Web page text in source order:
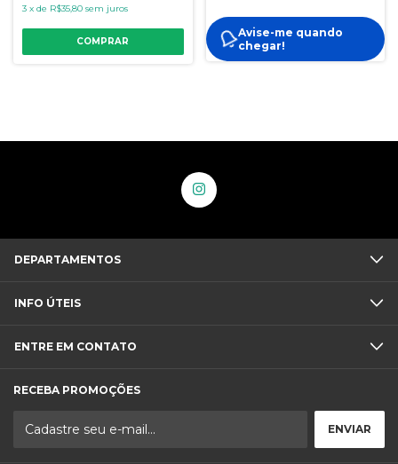
3 x de R$35,80 sem juros
COMPRAR
Avise-me quando
chegar!
DEPARTAMENTOS
INFO ÚTEIS
ENTRE EM CONTATO
RECEBA PROMOÇÕES